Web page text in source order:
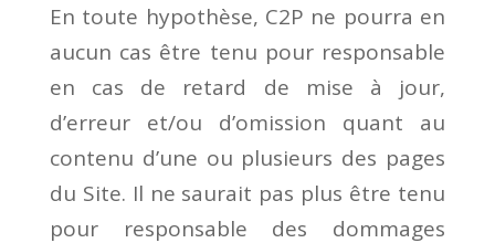
En toute hypothèse, C2P ne pourra en
aucun cas être tenu pour responsable
en cas de retard de mise à jour,
d’erreur et/ou d’omission quant au
contenu d’une ou plusieurs des pages
du Site. Il ne saurait pas plus être tenu
pour responsable des dommages